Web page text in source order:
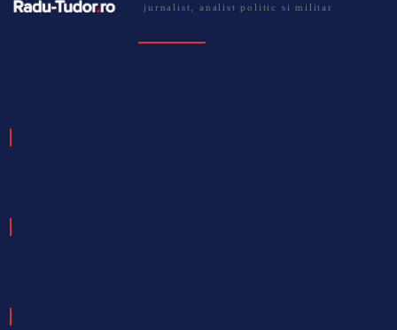
jurnalist, analist politic si militar